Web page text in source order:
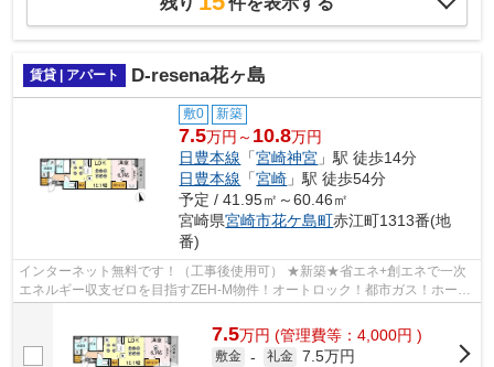
賃貸 | アパート D-resena花ヶ島
敷0 新築
7.5万円～ 10.8万円
日豊本線 「宮崎神宮 」駅 徒歩14分
日豊本線 「宮崎 」駅 徒歩54分
予定 / 41.95㎡～60.46㎡
宮崎県宮崎市花ケ島町赤江町1313番(地
番)
インターネット無料です！（工事後使用可） ★新築★省エネ+創エネで一次
エネルギー収支ゼロを目指すZEH-M物件！オートロック！都市ガス！ホーム
セキュリティ！ペット飼育可能（小型犬or...
7.5万円 (管理費等：4,000円 )
敷金 - 礼金 7.5万円